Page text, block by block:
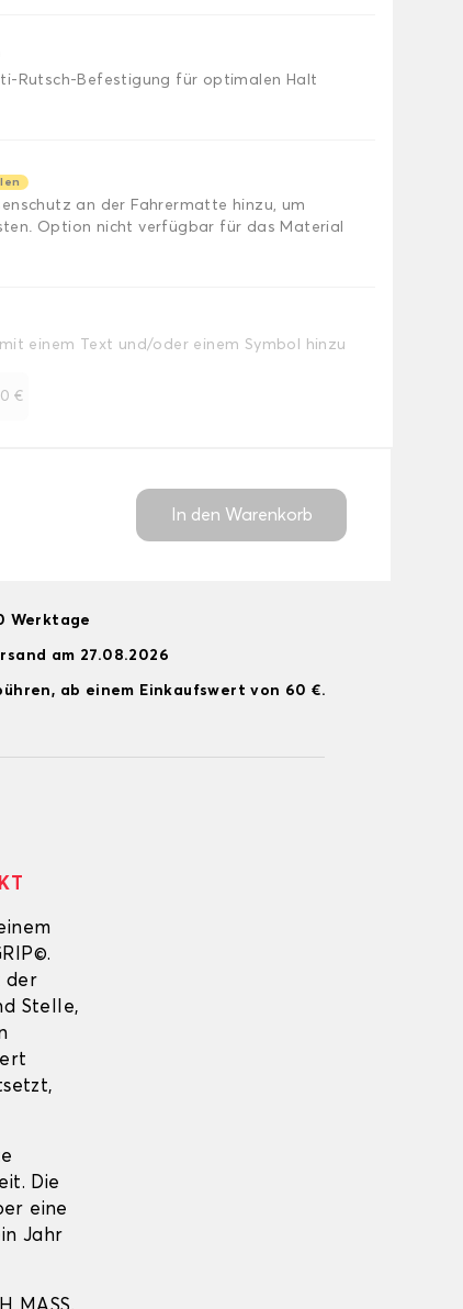
Rutsch-Befestigung für optimalen Halt
an der Fahrermatte hinzu, um
Option nicht verfügbar für das Material
einem Text und/oder einem Symbol hinzu
€
In den Warenkorb
Werktage
am 27.08.2026
ab einem Einkaufswert von 60 €.
der
Stelle,
Die
eine
Jahr